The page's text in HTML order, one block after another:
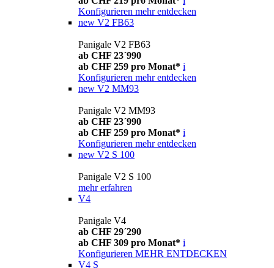
Konfigurieren mehr entdecken
new V2 FB63
Panigale V2 FB63
ab CHF 23´990
ab CHF 259 pro Monat* i
Konfigurieren mehr entdecken
new V2 MM93
Panigale V2 MM93
ab CHF 23´990
ab CHF 259 pro Monat* i
Konfigurieren mehr entdecken
new V2 S 100
Panigale V2 S 100
mehr erfahren
V4
Panigale V4
ab CHF 29´290
ab CHF 309 pro Monat* i
Konfigurieren MEHR ENTDECKEN
V4 S